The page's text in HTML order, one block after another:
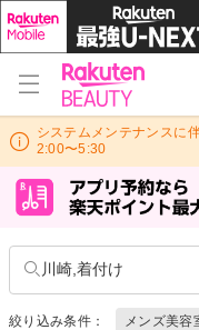
システムメンテナンスに
2:00〜5:30
川崎,着付け
絞り込み条件： メンズ美容